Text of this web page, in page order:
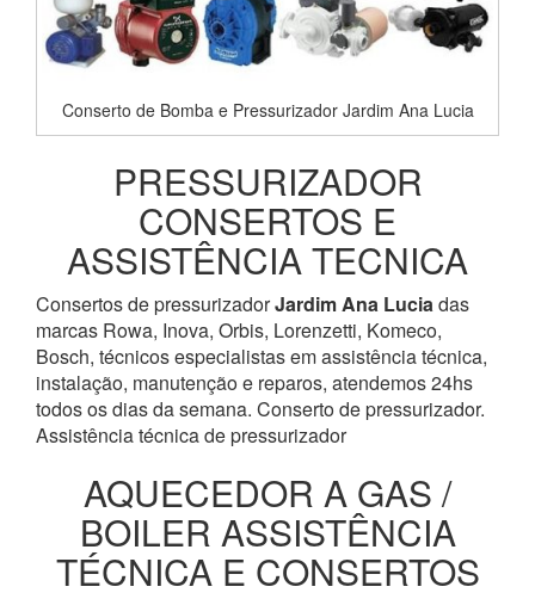
Conserto de Bomba e Pressurizador Jardim Ana Lucia
PRESSURIZADOR
CONSERTOS E
ASSISTÊNCIA TECNICA
Consertos de pressurizadorJardim Ana Luciadas
marcas Rowa, Inova, Orbis, Lorenzetti, Komeco,
Bosch, técnicos especialistas em assistência técnica,
instalação, manutenção e reparos, atendemos 24hs
todos os dias da semana. Conserto de pressurizador.
Assistência técnica de pressurizador
AQUECEDOR A GAS /
BOILER ASSISTÊNCIA
TÉCNICA E CONSERTOS